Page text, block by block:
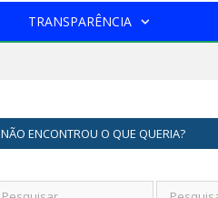
TRANSPARÊNCIA
NÃO ENCONTROU O QUE QUERIA?